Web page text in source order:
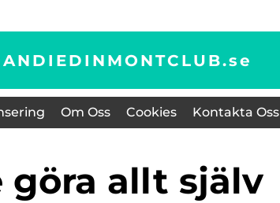
se
Om Oss Cookies Kontakta Oss
göra allt själv